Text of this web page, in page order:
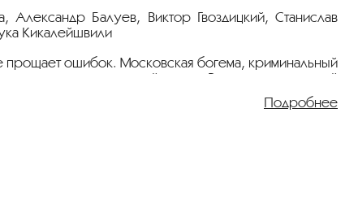
Александр Балуев, Виктор Гвоздицкий, Станислав
Кикалейшвили
ошибок. Московская богема, криминальный
поверхность этой жизни. Во время очередной
Ситуация осложняется еще больше, когда
подозревает в похищении денег. Герои пытаются
Подробнее